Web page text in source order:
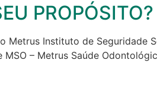
PROPÓSITO?
Instituto de Seguridade
– Metrus Saúde